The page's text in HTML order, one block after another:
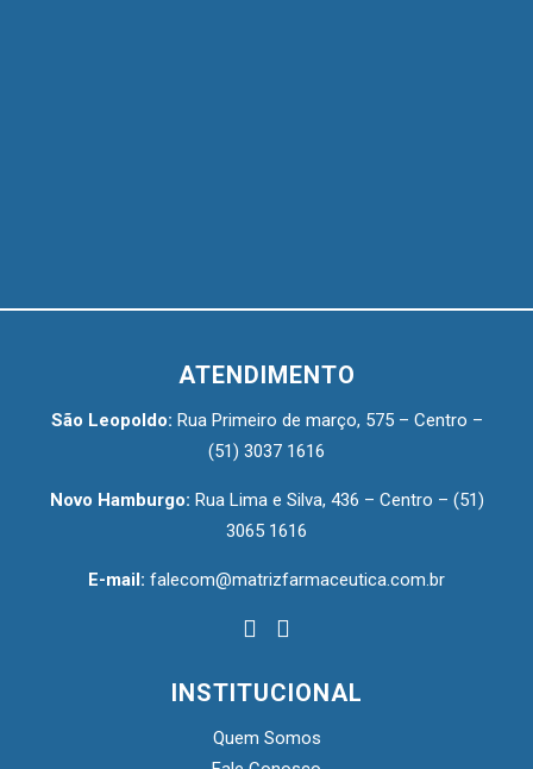
ATENDIMENTO
São Leopoldo: Rua Primeiro de março, 575 – Centro –
(51) 3037 1616
Novo Hamburgo: Rua Lima e Silva, 436 – Centro – (51)
3065 1616
E-mail: falecom@matrizfarmaceutica.com.br
INSTITUCIONAL
Quem Somos